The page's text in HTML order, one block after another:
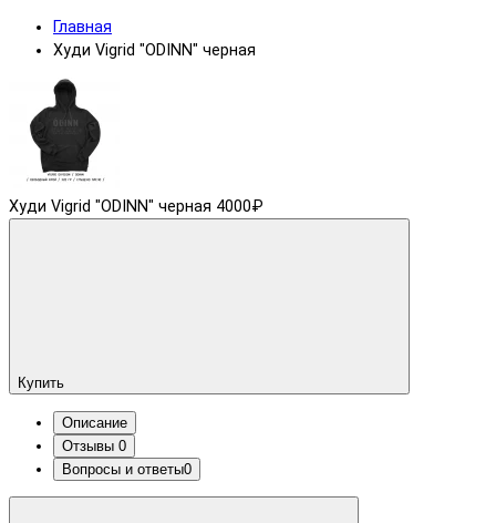
Главная
Худи Vigrid "ODINN" черная
Худи Vigrid "ODINN" черная 4000₽
Купить
Описание
Отзывы 0
Вопросы и ответы0